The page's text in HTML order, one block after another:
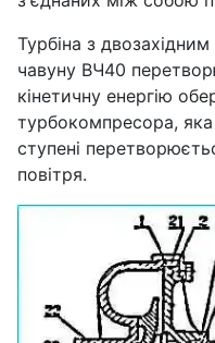
Турбіна з
чавуну ВЧ40
кінетичну енергію
турбокомпресора,
ступені
повітря.